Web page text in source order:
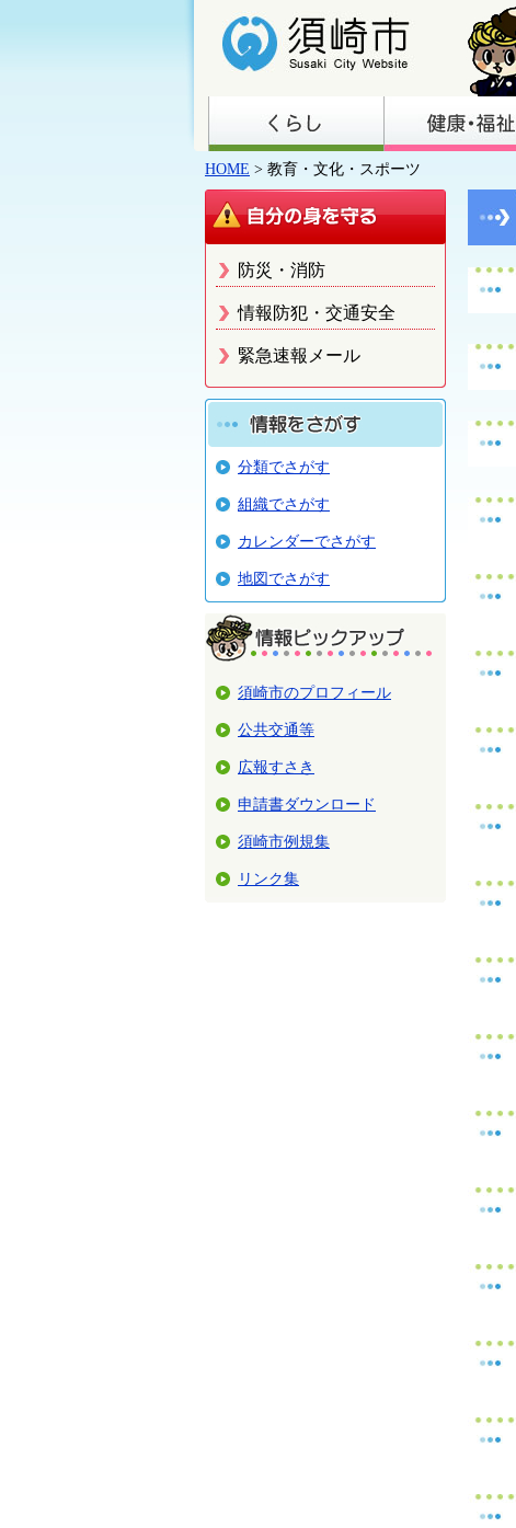
HOME > 教育・文化・スポーツ
防災・消防
情報防犯・交通安全
緊急速報メール
分類でさがす
組織でさがす
カレンダーでさがす
地図でさがす
須崎市のプロフィール
公共交通等
広報すさき
申請書ダウンロード
須崎市例規集
リンク集